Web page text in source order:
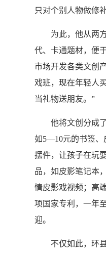
只对个别人物做修补
为此，他从两方
代、卡通题材，便
市场开发各类文创
戏班，现在年轻人
当礼物送朋友。”
他将文创分成了
如5—10元的书签、
摆件，让孩子在玩
品，如皮影笔记本
情皮影戏视频；高
项国家专利，一年
迎。
不仅如此，环县